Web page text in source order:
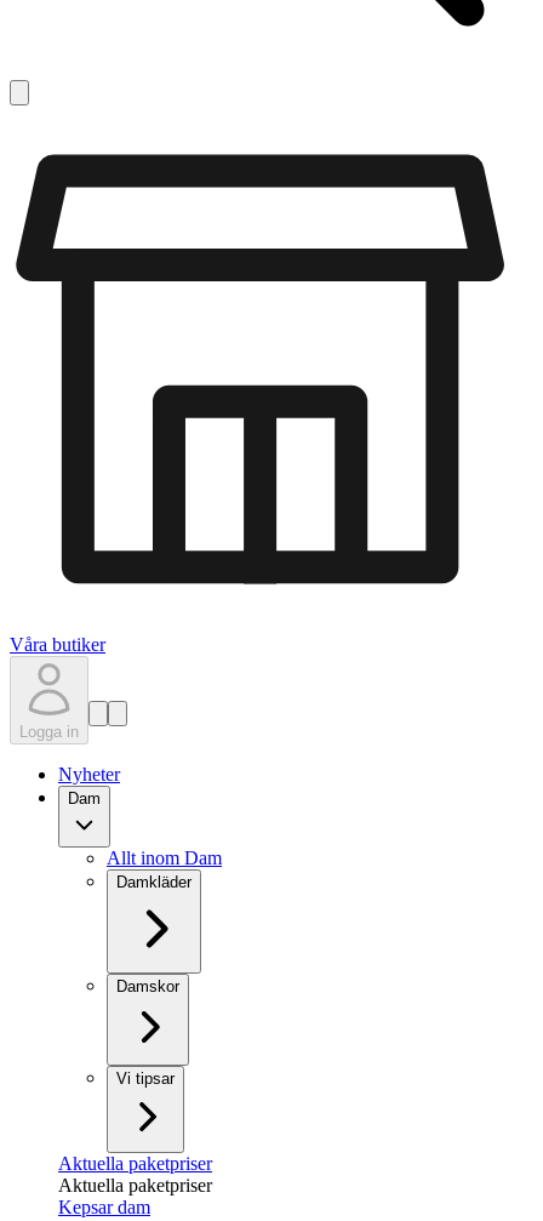
Våra butiker
Logga in
Nyheter
Dam
Allt inom Dam
Damkläder
Damskor
Vi tipsar
Aktuella paketpriser
Aktuella paketpriser
Kepsar dam